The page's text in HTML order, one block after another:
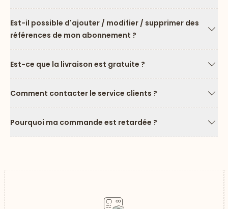
Est-il possible d'ajouter / modifier / supprimer des
références de mon abonnement ?
Est-ce que la livraison est gratuite ?
Comment contacter le service clients ?
Pourquoi ma commande est retardée ?